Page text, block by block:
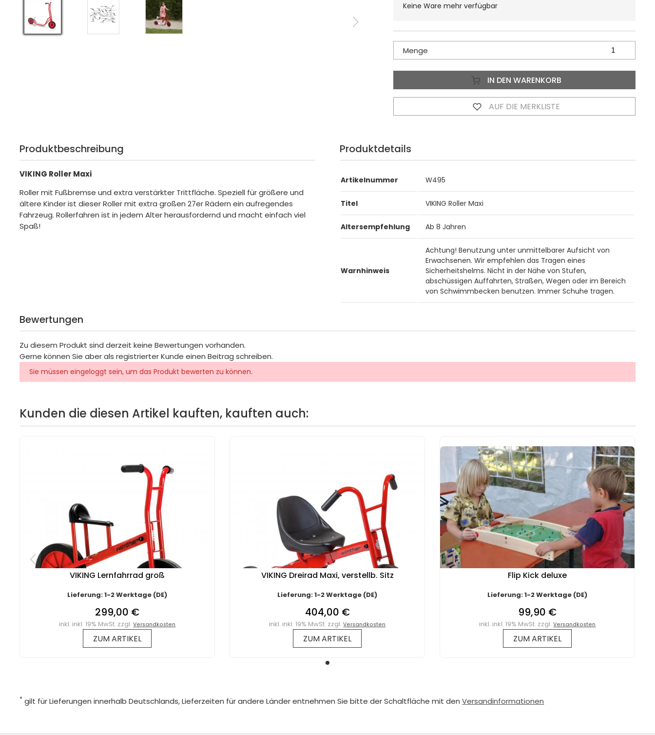
Keine Ware mehr verfügbar
Menge
IN DEN WARENKORB
AUF DIE MERKLISTE
Produktbeschreibung
VIKING Roller Maxi
Roller mit Fußbremse und extra verstärkter Trittfläche. Speziell für größere und
ältere Kinder ist dieser Roller mit extra großen 27er Rädern ein aufregendes
Fahrzeug. Rollerfahren ist in jedem Alter herausfordernd und macht einfach viel
Spaß!
Produktdetails
Artikelnummer W495
Titel VIKING Roller Maxi
Altersempfehlung Ab 8 Jahren
Warnhinweis
Achtung! Benutzung unter unmittelbarer Aufsicht von
Erwachsenen. Wir empfehlen das Tragen eines
Sicherheitshelms. Nicht in der Nähe von Stufen,
abschüssigen Auffahrten, Straßen, Wegen oder im Bereich
von Schwimmbecken benutzen. Immer Schuhe tragen.
Bewertungen
Zu diesem Produkt sind derzeit keine Bewertungen vorhanden.
Gerne können Sie aber als registrierter Kunde einen Beitrag schreiben.
Sie müssen eingeloggt sein, um das Produkt bewerten zu können.
Kunden die diesen Artikel kauften, kauften auch:
VIKING Lernfahrrad groß
Lieferung: 1-2 Werktage (DE)
299,00 €
inkl. inkl. 19% MwSt. zzgl.Versandkosten
ZUM ARTIKEL
VIKING Dreirad Maxi, verstellb. Sitz
Lieferung: 1-2 Werktage (DE)
404,00 €
inkl. inkl. 19% MwSt. zzgl.Versandkosten
ZUM ARTIKEL
Flip Kick deluxe
Lieferung: 1-2 Werktage (DE)
99,90 €
inkl. inkl. 19% MwSt. zzgl.Versandkosten
ZUM ARTIKEL
* gilt für Lieferungen innerhalb Deutschlands, Lieferzeiten für andere Länder entnehmen Sie bitte der Schaltfläche mit denVersandinformationen